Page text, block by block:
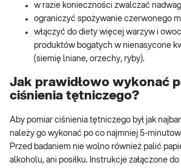
w razie konieczności zwalczać
ograniczyć spożywanie czerwonego
włączyć do diety więcej warzyw i
produktów bogatych w nienasycone
(siemię lniane, orzechy, ryby).
Jak prawidłowo wykonać
ciśnienia tętniczego?
Aby pomiar ciśnienia tętniczego był jak
należy go wykonać po co najmniej 5-
Przed badaniem nie wolno również palić
alkoholu, ani posiłku. Instrukcje załączone